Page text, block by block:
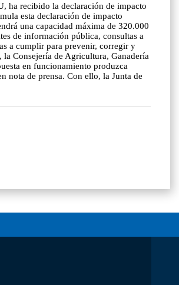
ha recibido la declaración de impacto
esta declaración de impacto
una capacidad máxima de 320.000
de información pública, consultas a
a cumplir para prevenir, corregir y
Consejería de Agricultura, Ganadería
en funcionamiento produzca
nota de prensa. Con ello, la Junta de